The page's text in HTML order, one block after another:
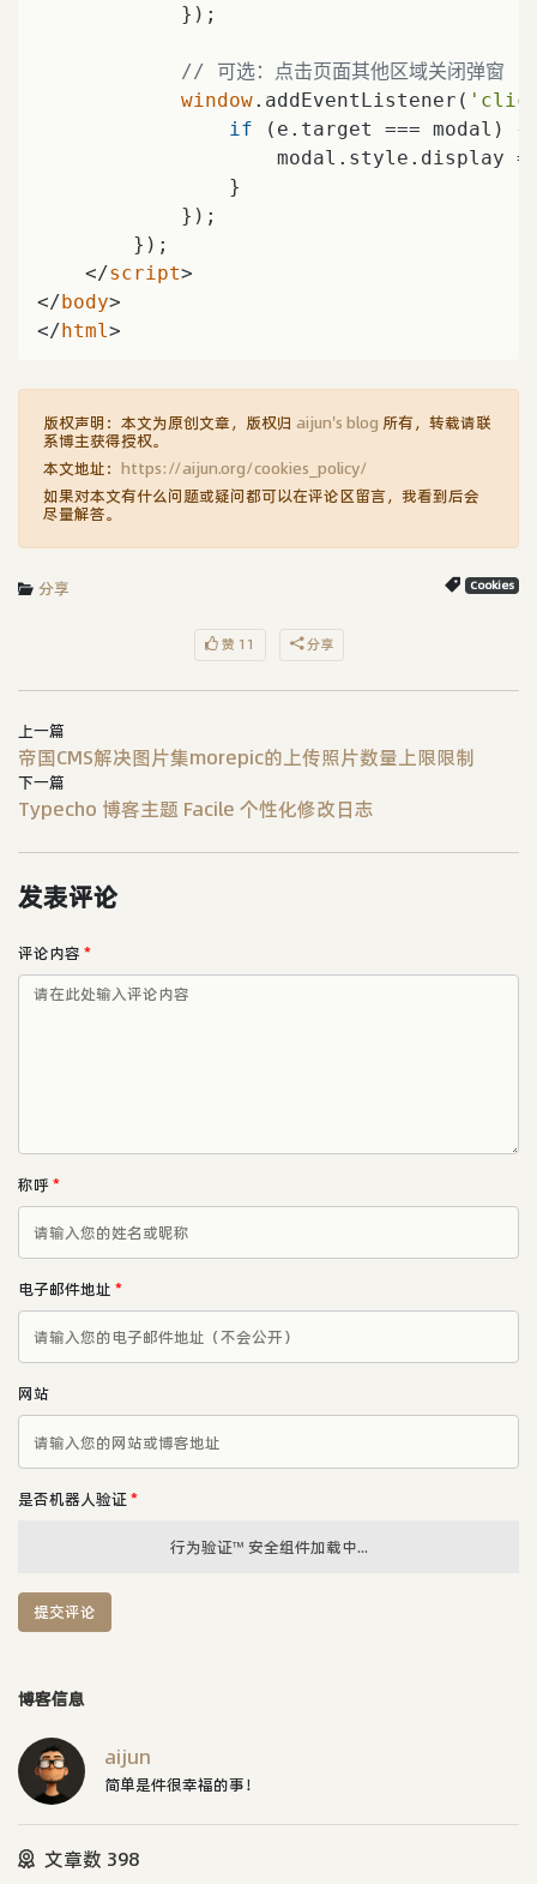
            });
// 可选：点击页面其他区域关闭弹窗
window.addEventListener(
if (e.target === modal) {
modal.style.display
                }
            });
        });
</script>
</body>
</html>
版权声明：本文为原创文章，版权归 aijun's blog 所有，转载请联
系博主获得授权。
本文地址： https://aijun.org/cookies_policy/
如果对本文有什么问题或疑问都可以在评论区留言，我看到后会
尽量解答。
分享 Cookies
赞 11 分享
上一篇
帝国CMS解决图片集morepic的上传照片数量上限限制
下一篇
Typecho 博客主题 Facile 个性化修改日志
发表评论
评论内容 *
称呼*
电子邮件地址 *
网站
是否机器人验证 *
行为验证™ 安全组件加载中...
提交评论
博客信息
aijun
简单是件很幸福的事！
文章数 398